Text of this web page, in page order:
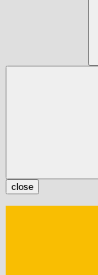
close